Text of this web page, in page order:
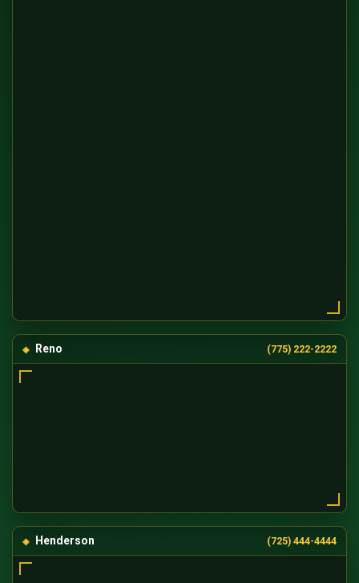
Reno (775) 222-2222
Henderson (725) 444-4444